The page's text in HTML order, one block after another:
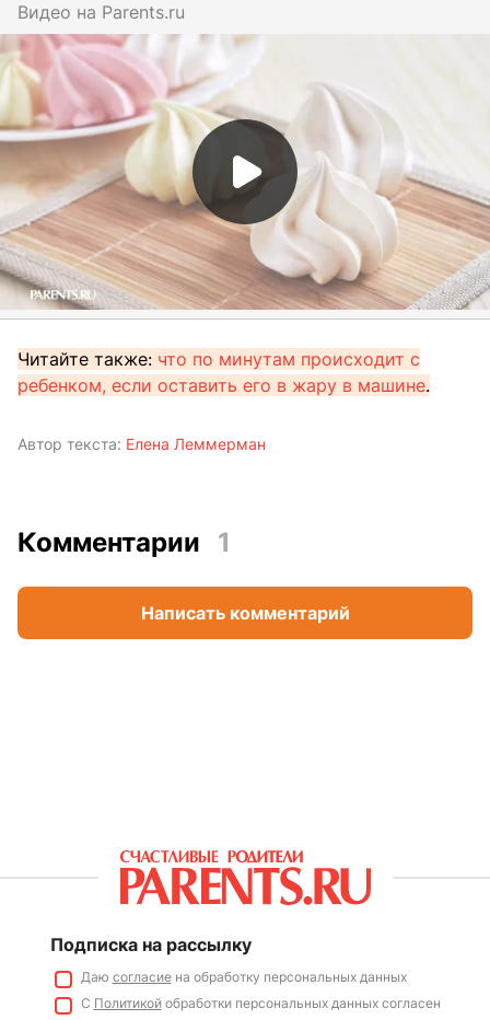
Видео на parents.ru
Читайте также: что по минутам происходит с
ребенком, если оставить его в жару в машине.
Автор текста: Елена Леммерман
Комментарии 1
Написать комментарий
Подписка на рассылку
Даю согласиена обработку персональных данных
С Политикойобработки персональных данных согласен